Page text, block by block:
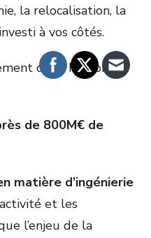
la relocalisation, la
à vos côtés.
de la Région
de 800M€ de
matière d’ingénierie
et les
l’enjeu de la